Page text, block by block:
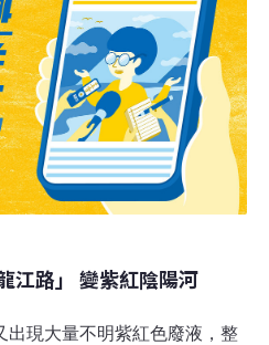
春說，為堤岸畫上嘉南大圳的
來參與河川守護、嬉遊的故
起愛護我們的河川。
江路」 變紫紅陰陽河
出現大量不明紫紅色廢液，整